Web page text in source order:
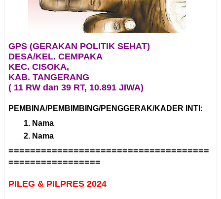
GPS (GERAKAN POLITIK SEHAT)
DESA/KEL. CEMPAKA
KEC. CISOKA,
KAB. TANGERANG
( 11 RW dan 39 RT, 10.891 JIWA)
PEMBINA/PEMBIMBING/PENGGERAK/KADER INTI:
Nama
Nama
=====================================
=================
PILEG & PILPRES 2024